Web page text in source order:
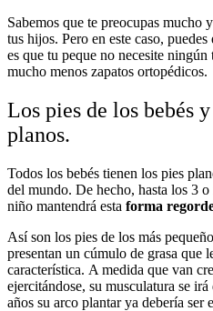
Sabemos que te preocupas mucho
tus hijos. Pero en este caso,
es que tu peque no necesite
mucho menos zapatos ortopédicos.
Los pies de los bebés
planos.
Todos los bebés tienen los pies
del mundo. De hecho, hasta los 3
niño mantendrá esta forma
Así son los pies de los más
presentan un cúmulo de grasa que
característica. A medida que van
ejercitándose, su musculatura se
años su arco plantar ya debería ser